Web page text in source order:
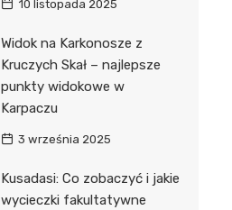
10 listopada 2025
Widok na Karkonosze z
Kruczych Skał – najlepsze
punkty widokowe w
Karpaczu
3 września 2025
Kusadasi: Co zobaczyć i jakie
wycieczki fakultatywne